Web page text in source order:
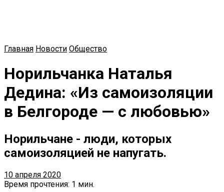
Главная Новости Общество
Норильчанка Наталья
Дедина: «Из самоизоляции
в Белгороде — с любовью»
Норильчане - люди, которых
самоизоляцией не напугать.
10 апреля 2020
Время прочтения: 1 мин.